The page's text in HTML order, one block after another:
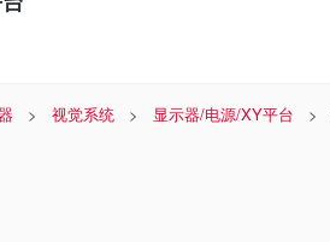
视觉系统 显示器/电源/XY平台